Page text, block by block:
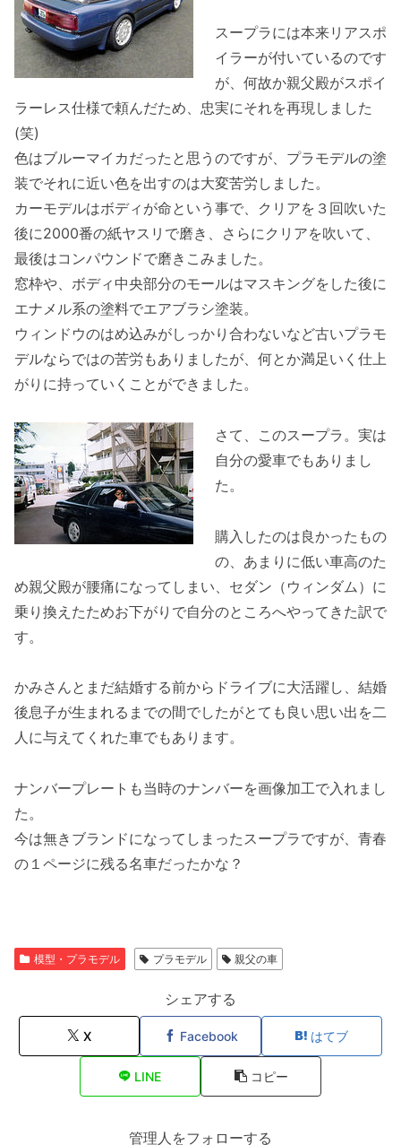
スープラには本来リアスポ
イラーが付いているのです
が、何故か親父殿がスポイ
ラーレス仕様で頼んだため、忠実にそれを再現しました
(笑)
色はブルーマイカだったと思うのですが、プラモデルの塗
装でそれに近い色を出すのは大変苦労しました。
カーモデルはボディが命という事で、クリアを３回吹いた
後に2000番の紙ヤスリで磨き、さらにクリアを吹いて、
最後はコンパウンドで磨きこみました。
窓枠や、ボディ中央部分のモールはマスキングをした後に
エナメル系の塗料でエアブラシ塗装。
ウィンドウのはめ込みがしっかり合わないなど古いプラモ
デルならではの苦労もありましたが、何とか満足いく仕上
がりに持っていくことができました。
さて、このスープラ。実は
自分の愛車でもありまし
た。
購入したのは良かったもの
の、あまりに低い車高のた
め親父殿が腰痛になってしまい、セダン（ウィンダム）に
乗り換えたためお下がりで自分のところへやってきた訳で
す。
かみさんとまだ結婚する前からドライブに大活躍し、結婚
後息子が生まれるまでの間でしたがとても良い思い出を二
人に与えてくれた車でもあります。
ナンバープレートも当時のナンバーを画像加工で入れまし
た。
今は無きブランドになってしまったスープラですが、青春
の１ページに残る名車だったかな？
模型・プラモデル プラモデル 親父の車
シェアする
X Facebook はてブ
LINE コピー
管理人をフォローする